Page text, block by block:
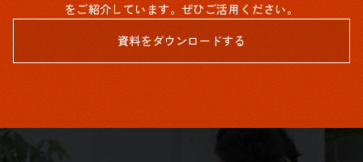
をご紹介しています。ぜひご活用ください。
資料をダウンロードする